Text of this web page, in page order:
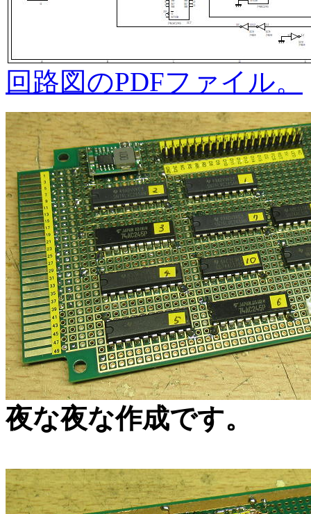
回路図のPDFファイル。
夜な夜な作成です。